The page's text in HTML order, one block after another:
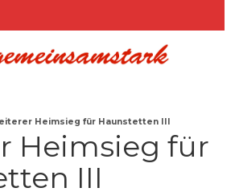
Heimsieg für Haunstetten III
Heimsieg für
III